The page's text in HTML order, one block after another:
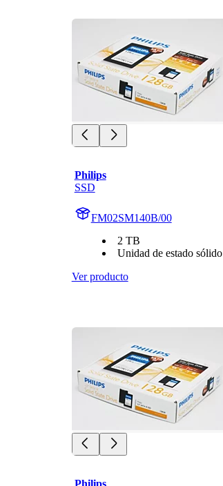
Philips
SSD
FM02SM140B/00
2 TB
Unidad de estado sólido
Ver producto
Philips